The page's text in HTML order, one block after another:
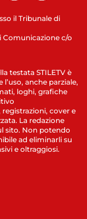
il Tribunale di
Comunicazione c/o
testata STILETV è
anche parziale,
loghi, grafiche
cover e
La redazione
sito. Non potendo
ad eliminarli su
e oltraggiosi.